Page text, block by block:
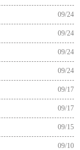
09/24
09/24
09/24
09/24
09/17
09/17
09/15
09/10